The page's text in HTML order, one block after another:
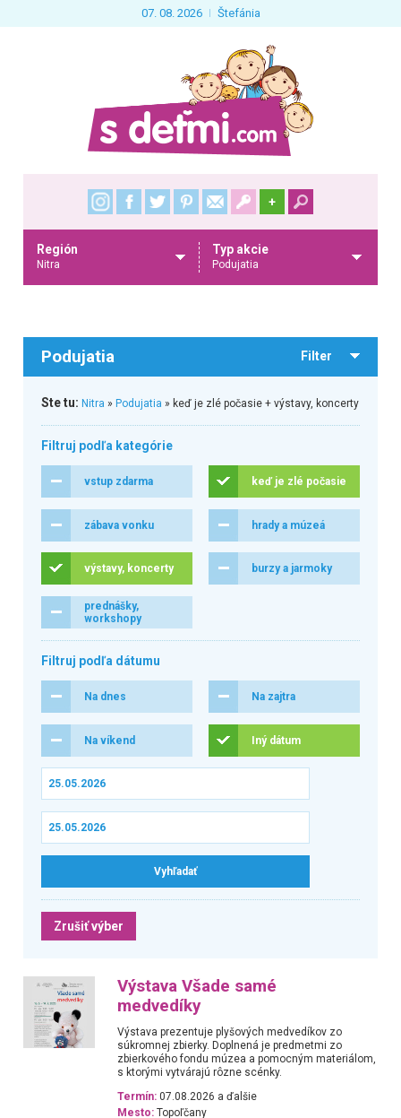
07. 08. 2026 Štefánia
+
Región
Nitra
Typ akcie
Podujatia
Podujatia Filter
Ste tu: Nitra » Podujatia » keď je zlé počasie + výstavy, koncerty
Filtruj podľa kategórie
vstup zdarma keď je zlé počasie
zábava vonku hrady a múzeá
výstavy, koncerty burzy a jarmoky
prednášky,
workshopy
Filtruj podľa dátumu
Na dnes Na zajtra
Na víkend Iný dátum
Zrušiť výber
Výstava Všade samé
medvedíky
Výstava prezentuje plyšových medvedíkov zo
súkromnej zbierky. Doplnená je predmetmi zo
zbierkového fondu múzea a pomocným materiálom,
s ktorými vytvárajú rôzne scénky.
Termín: 07.08.2026 a ďalšie
Mesto: Topoľčany